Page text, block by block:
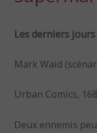
Les derniers
Mark Waid
Urban Comics,
Deux ennemis